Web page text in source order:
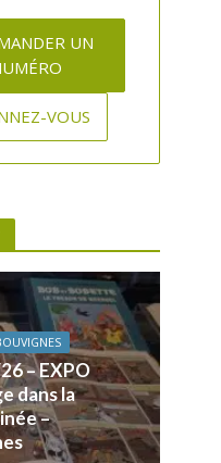
UN
VOUS
– EXPO
dans la
–